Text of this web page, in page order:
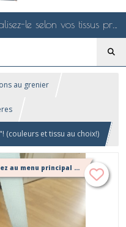
Choisissez un modèle et personnalisez-le selon vos tissus préférés de mes collections en ligne, je le confectionnerai selon vos souhaits
au grenier
(couleurs et tissu au choix!)
Cet article n'est plus proposé, retournez au menu principal ou contactez moi!